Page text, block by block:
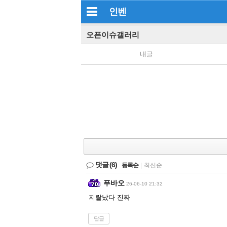
인벤
오픈이슈갤러리
내글
댓글(6) 등록순 최신순
푸바오 26-06-10 21:32
지랄났다 진짜
답글